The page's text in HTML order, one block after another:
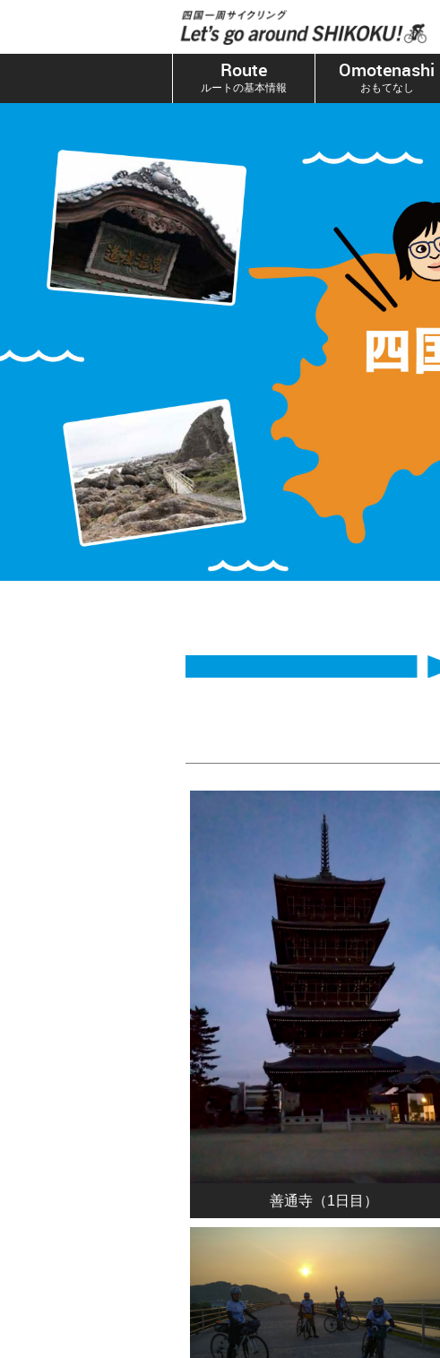
へ
Route
ルートの基本情報
Omotenashi
おもてなし
善通寺（1日目）